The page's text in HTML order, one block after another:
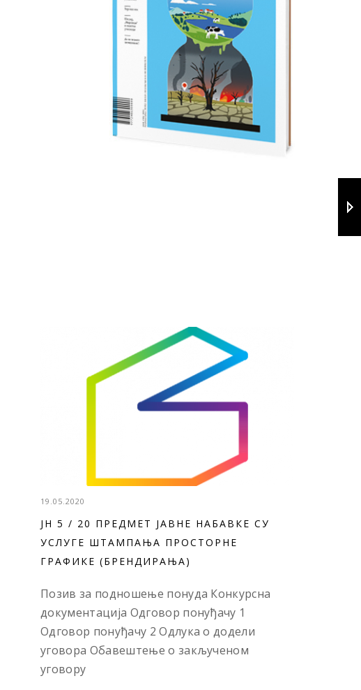
19.05.2020
ЈН 5 / 20 ПРЕДМЕТ ЈАВНЕ НАБАВКЕ СУ
УСЛУГЕ ШТАМПАЊА ПРОСТОРНЕ
ГРАФИКЕ (БРЕНДИРАЊА)
Позив за подношење понуда Конкурсна
документација Одговор понуђачу 1
Одговор понуђачу 2 Одлука о додели
уговора Обавештење о закљученом
уговору